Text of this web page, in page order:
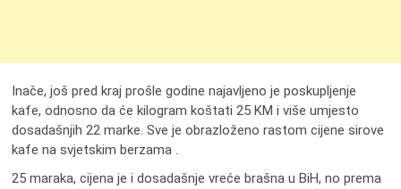
Inače, još pred kraj prošle godine najavljeno je poskupljenje
kafe, odnosno da će kilogram koštati 25 KM i više umjesto
dosadašnjih 22 marke. Sve je obrazloženo rastom cijene sirove
kafe na svjetskim berzama .
25 maraka, cijena je i dosadašnje vreće brašna u BiH, no prema